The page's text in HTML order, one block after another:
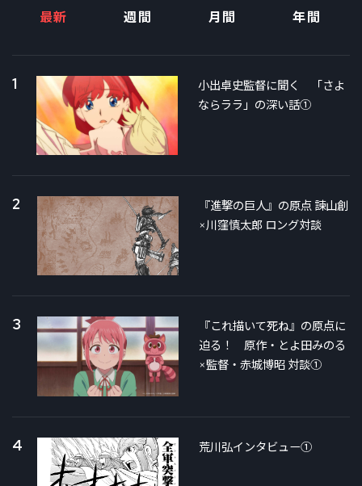
最新 週間 月間 年間
1
小出卓史監督に聞く 「さよ
ならララ」の深い話①
2
『進撃の巨人』の原点 諫山創
×川窪慎太郎 ロング対談
3
『これ描いて死ね』の原点に
迫る！ 原作・とよ田みのる
×監督・赤城博昭 対談①
4 荒川弘インタビュー①